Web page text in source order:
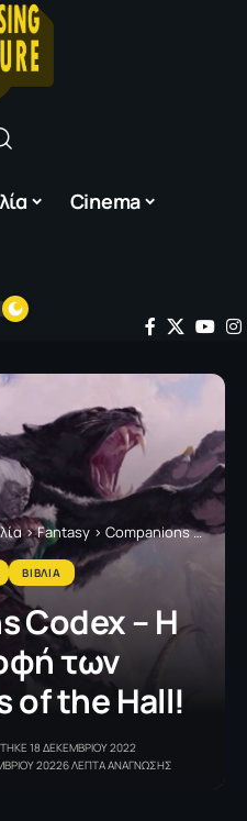
Cinema
>Fantasy > Companions Codex – H επιστροφή των Companions of the Hall!
ΒΙΒΛΙΑ
Codex – H
των
of the Hall!
18 ΔΕΚΕΜΒΡΙΟΥ 2022
20226 ΛΕΠΤΑ ΑΝΑΓΝΩΣΗΣ